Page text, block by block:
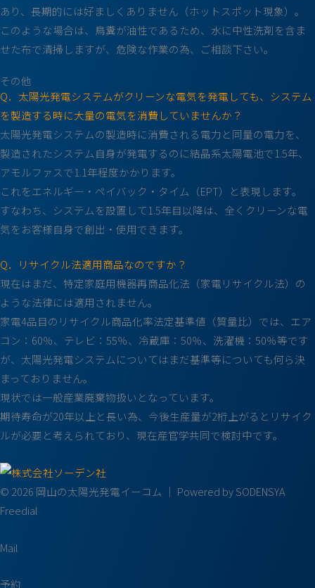
あり、長期的には好ましくありません（ホットスポット現象）。
このような場合は、鳥糞が油性であるため、水に中性洗剤を含ま
せた布で清掃しますが、危険な作業の為、ご相談下さい。
その他
Q．太陽光発電システムがクリーンな電気を発電しても、システム
を製造する時に大量の電気を消費していませんか？
太陽光発電システムの製造時に消費される電力と同量の電力を、
製造されたシステム自身が発電するのに結晶系太陽電池で1.5年、
アモルファスで1.1年程度かかります。
これをエネルギー・ペイバック・タイム（EPT）と表現します。
すなわち、システムを設置して1.5年目以降は、全くクリーンな電
気をお客様自身で創出・使用できます。
Q．リサイクル法適用商品なのですか？
現在はまだ、特定家庭用機器再商品化法（家電リサイクル法）の
ような法律には適用されません。
家電4品目のリサイクル商品化率法定基準値（質量比）では、エア
コン：60％、テレビ：55％、冷蔵庫：50％、洗濯機：50％等です
が、太陽光発電システムについてはまだ基準等についても何ら決
まっておりません。
現状では一般産業廃棄物扱いとなっています。
期待寿命が20年以上と長い為、今後生産量が2桁上がるとリサイク
ルが必要と考えられており、現在産官学共同で検討中です。
© 2026 岡山の太陽光発電イーコム ｜ Powered by SODENSYA
Freedial
Mail
予約